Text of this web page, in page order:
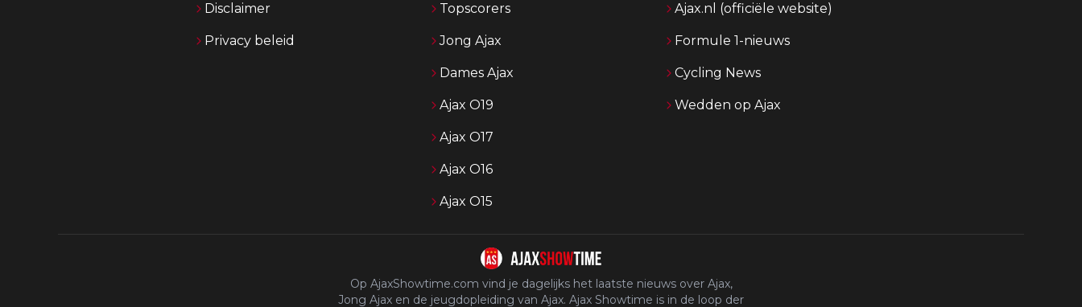
Disclaimer
Privacy beleid
Topscorers
Jong Ajax
Dames Ajax
Ajax O19
Ajax O17
Ajax O16
Ajax O15
Ajax.nl (officiële website)
Formule 1-nieuws
Cycling News
Wedden op Ajax
Op AjaxShowtime.com vind je dagelijks het laatste nieuws over Ajax,
Jong Ajax en de jeugdopleiding van Ajax. Ajax Showtime is in de loop der